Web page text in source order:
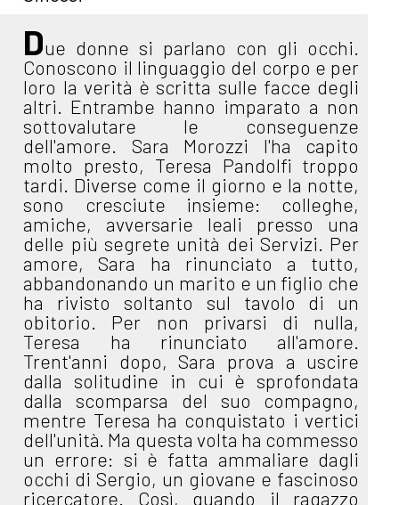
Due donne si parlano con gli occhi.
Conoscono il linguaggio del corpo e per
loro la verità è scritta sulle facce degli
altri. Entrambe hanno imparato a non
sottovalutare le conseguenze
dell'amore. Sara Morozzi l'ha capito
molto presto, Teresa Pandolfi troppo
tardi. Diverse come il giorno e la notte,
sono cresciute insieme: colleghe,
amiche, avversarie leali presso una
delle più segrete unità dei Servizi. Per
amore, Sara ha rinunciato a tutto,
abbandonando un marito e un figlio che
ha rivisto soltanto sul tavolo di un
obitorio. Per non privarsi di nulla,
Teresa ha rinunciato all'amore.
Trent'anni dopo, Sara prova a uscire
dalla solitudine in cui è sprofondata
dalla scomparsa del suo compagno,
mentre Teresa ha conquistato i vertici
dell'unità. Ma questa volta ha commesso
un errore: si è fatta ammaliare dagli
occhi di Sergio, un giovane e fascinoso
ricercatore. Così, quando il ragazzo